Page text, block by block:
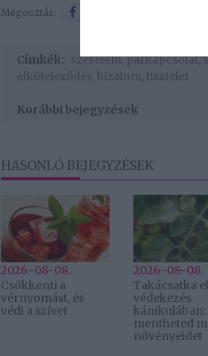
Megosztás:
Címkék: szerelem,párkapcsolat,
elköteleződés
bizalom tisztelet
Korábbi bejegyzések
HASONLÓ BEJEGYZÉSEK
2026-08-08.
Csökkenti a
vérnyomást, és
védi a szívet
2026-08-08.
Takácsatka
védekezés
mentheted
növényeidet